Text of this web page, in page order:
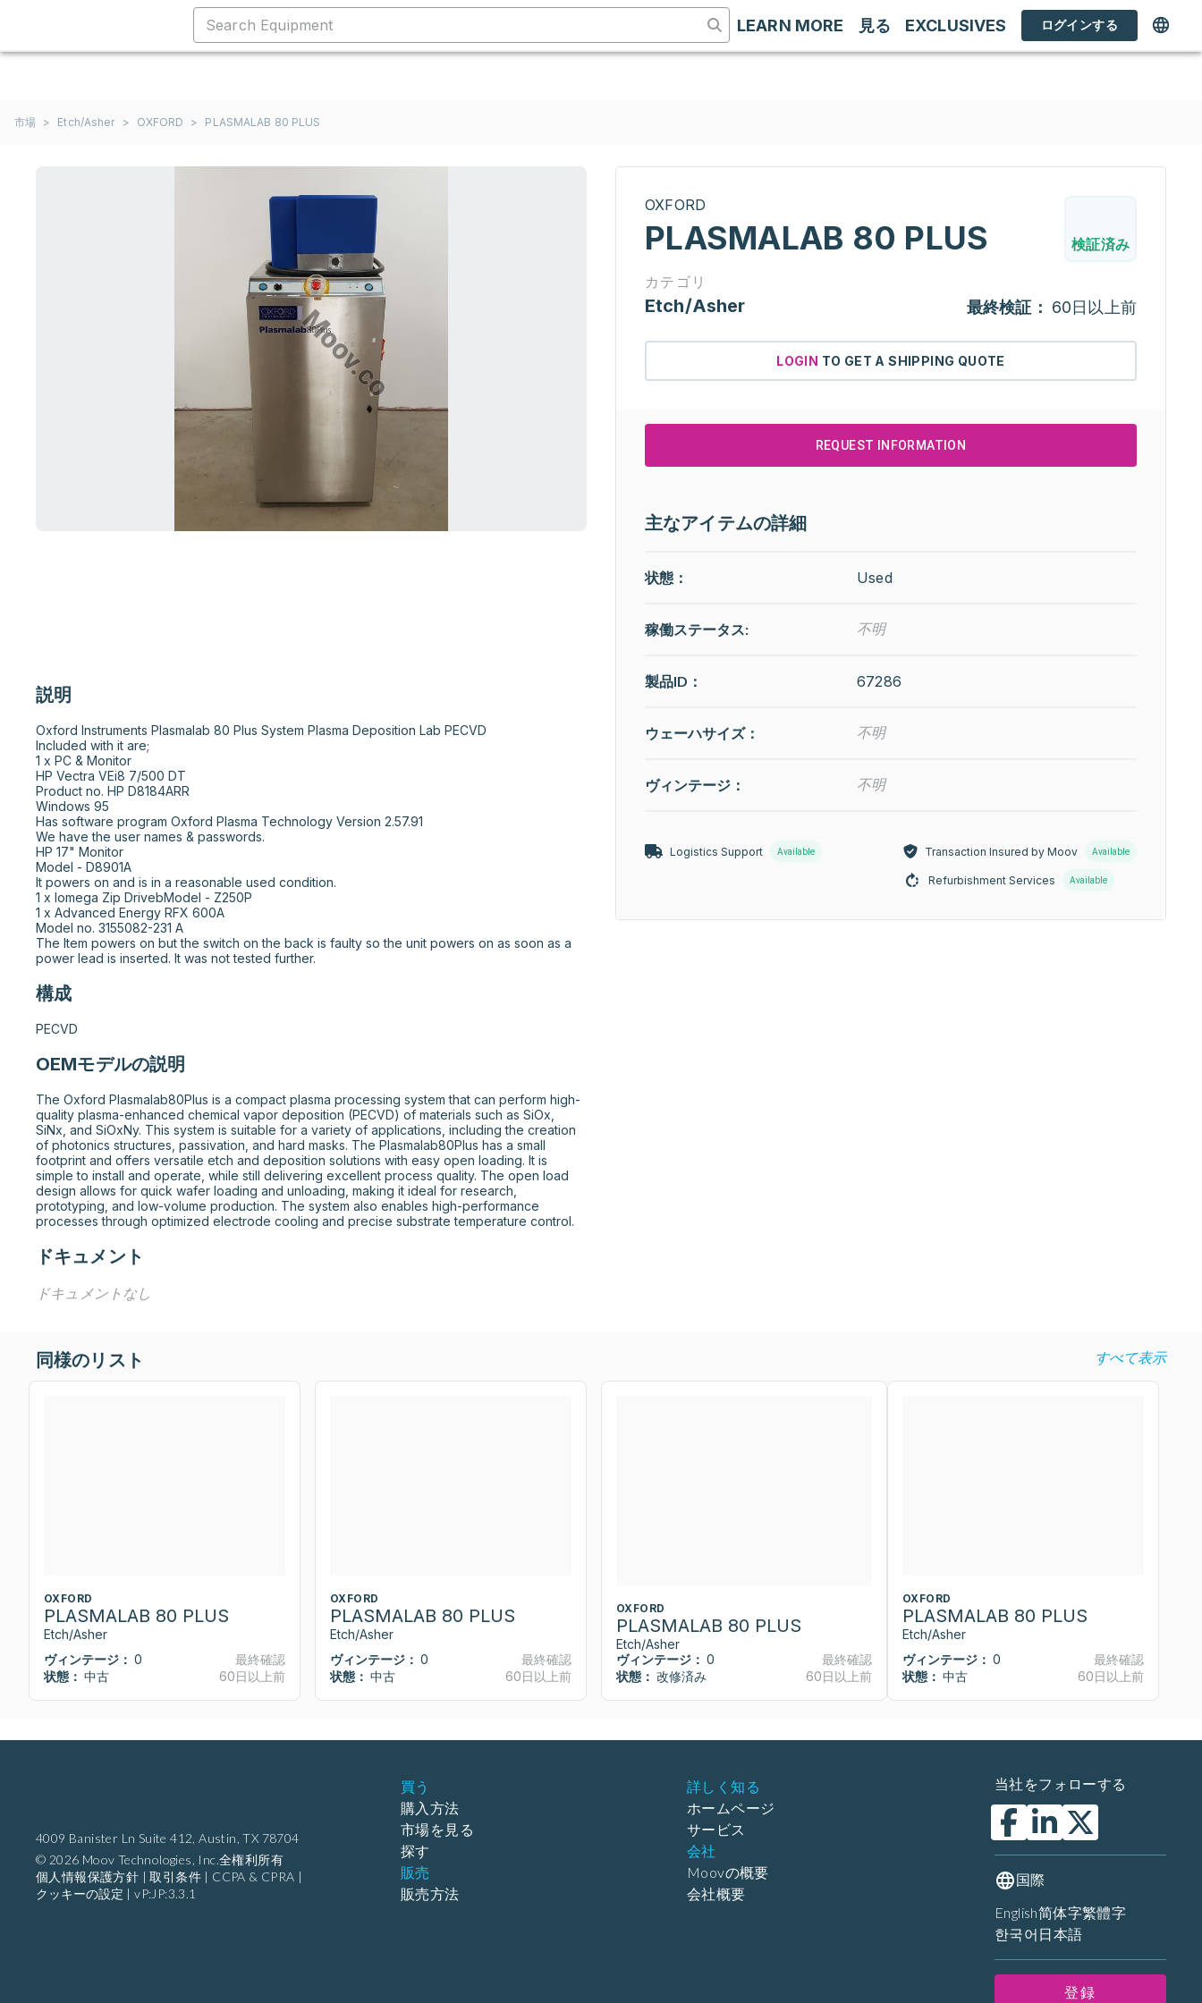
LEARN MORE 見る EXCLUSIVES ログインする
市場 > Etch/Asher > OXFORD > PLASMALAB 80 PLUS
説明
Oxford Instruments Plasmalab 80 Plus System Plasma Deposition Lab PECVD
Included with it are;
1 x PC & Monitor
HP Vectra VEi8 7/500 DT
Product no. HP D8184ARR
Windows 95
Has software program Oxford Plasma Technology Version 2.57.91
We have the user names & passwords.
HP 17" Monitor
Model - D8901A
It powers on and is in a reasonable used condition.
1 x Iomega Zip DrivebModel - Z250P
1 x Advanced Energy RFX 600A
Model no. 3155082-231 A
The Item powers on but the switch on the back is faulty so the unit powers on as soon as a
power lead is inserted. It was not tested further.
構成
PECVD
OEMモデルの説明
The Oxford Plasmalab80Plus is a compact plasma processing system that can perform high-
quality plasma-enhanced chemical vapor deposition (PECVD) of materials such as SiOx,
SiNx, and SiOxNy. This system is suitable for a variety of applications, including the creation
of photonics structures, passivation, and hard masks. The Plasmalab80Plus has a small
footprint and offers versatile etch and deposition solutions with easy open loading. It is
simple to install and operate, while still delivering excellent process quality. The open load
design allows for quick wafer loading and unloading, making it ideal for research,
prototyping, and low-volume production. The system also enables high-performance
processes through optimized electrode cooling and precise substrate temperature control.
ドキュメント
ドキュメントなし
OXFORD
PLASMALAB 80 PLUS 検証済み
カテゴリ
Etch/Asher 最終検証： 60日以上前
LOGIN TO GET A SHIPPING QUOTE
REQUEST INFORMATION
主なアイテムの詳細
状態： Used
稼働ステータス: 不明
製品ID： 67286
ウェーハサイズ： 不明
ヴィンテージ： 不明
Logistics Support Available Transaction Insured by Moov Available
Refurbishment Services Available
同様のリスト すべて表示
OXFORD
PLASMALAB 80 PLUS
Etch/Asher
ヴィンテージ： 0
状態： 中古
最終確認
60日以上前
OXFORD
PLASMALAB 80 PLUS
Etch/Asher
ヴィンテージ： 0
状態： 中古
最終確認
60日以上前
OXFORD
PLASMALAB 80 PLUS
Etch/Asher
ヴィンテージ： 0
状態： 改修済み
最終確認
60日以上前
OXFORD
PLASMALAB 80 PLUS
Etch/Asher
ヴィンテージ： 0
状態： 中古
最終確認
60日以上前
4009 Banister Ln Suite 412, Austin, TX 78704
© 2026 Moov Technologies, Inc.全権利所有
個人情報保護方針 |取引条件 CCPA & CPRA
クッキーの設定 |vP:JP:3.3.1
買う
購入方法
市場を見る
探す
販売
販売方法
詳しく知る
ホームページ
サービス
会社
Moovの概要
会社概要
当社をフォローする
国際
English简体字繁體字
한국어 日本語
登録